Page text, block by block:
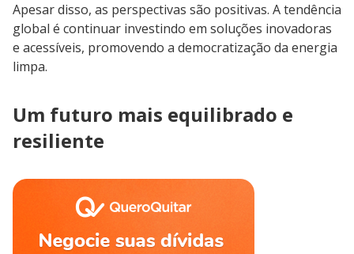
Apesar disso, as perspectivas são positivas. A tendência
global é continuar investindo em soluções inovadoras
e acessíveis, promovendo a democratização da energia
limpa.
Um futuro mais equilibrado e
resiliente